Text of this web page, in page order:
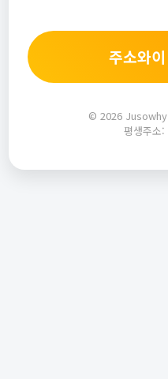
주소와
© 2026
평생주소: